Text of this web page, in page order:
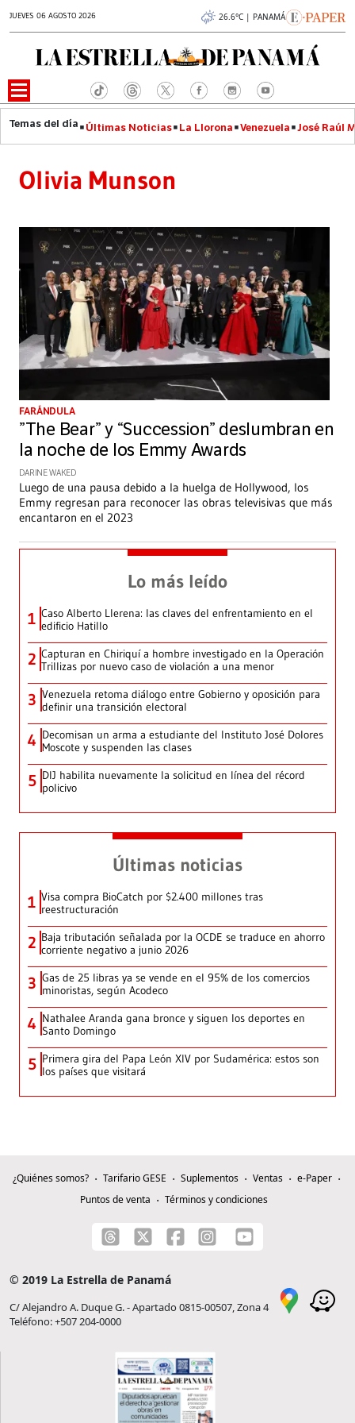
JUEVES 06 AGOSTO 2026 26.6°C | PANAMÁ
Últimas Noticias La Llorona Venezuela José Raúl
Olivia Munson
FARÁNDULA
”The Bear” y “Succession” deslumbran en
la noche de los Emmy Awards
DARINE WAKED
Luego de una pausa debido a la huelga de Hollywood, los
Emmy regresan para reconocer las obras televisivas que más
encantaron en el 2023
Lo más leído
1 Caso Alberto Llerena: las claves del enfrentamiento en el
edificio Hatillo
2 Capturan en Chiriquí a hombre investigado en la Operación
Trillizas por nuevo caso de violación a una menor
3 Venezuela retoma diálogo entre Gobierno y oposición para
definir una transición electoral
4 Decomisan un arma a estudiante del Instituto José Dolores
Moscote y suspenden las clases
5 DIJ habilita nuevamente la solicitud en línea del récord
policivo
Últimas noticias
1 Visa compra BioCatch por $2.400 millones tras
reestructuración
2 Baja tributación señalada por la OCDE se traduce en ahorro
corriente negativo a junio 2026
3 Gas de 25 libras ya se vende en el 95% de los comercios
minoristas, según Acodeco
4 Nathalee Aranda gana bronce y siguen los deportes en
Santo Domingo
5 Primera gira del Papa León XIV por Sudamérica: estos son
los países que visitará
¿Quiénes somos? Tarifario GESE Suplementos Ventas
e-Paper
Puntos de venta
Términos y condiciones
© 2019 La Estrella de Panamá
C/ Alejandro A. Duque G. - Apartado 0815-00507, Zona 4
Teléfono: +507 204-0000